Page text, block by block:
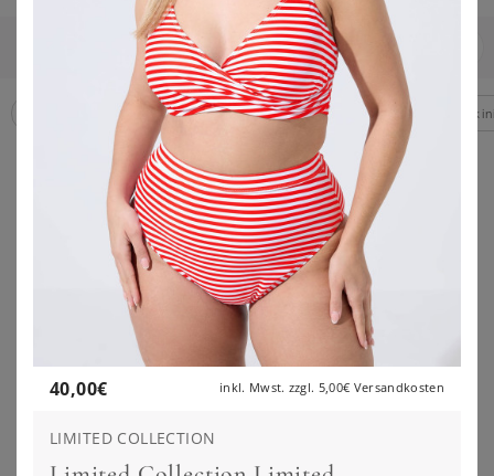
44 46 48 50 52
Badeanzüge Badekleider Bikinis Strandbekleidung
FILTERN
40,00€ inkl. Mwst. zzgl. 5,00€ Versandkosten
LIMITED COLLECTION